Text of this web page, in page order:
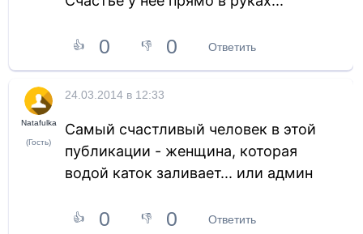
👍 0 👎 0 Ответить
Natafulka
(Гость)
24.03.2014 в 12:33
Самый счастливый человек в этой
публикации - женщина, которая
водой каток заливает... или админ
👍 0 👎 0 Ответить